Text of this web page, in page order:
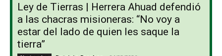
Ley de Tierras | Herrera Ahuad defendió
a las chacras misioneras: “No voy a
estar del lado de quien les saque la
tierra”